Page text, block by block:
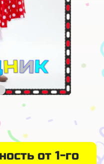
от 1-го